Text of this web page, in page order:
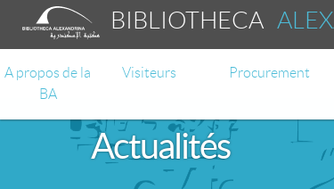
BIBLIOTHECA
A propos de la
BA
Visiteurs Procurement
Actualités